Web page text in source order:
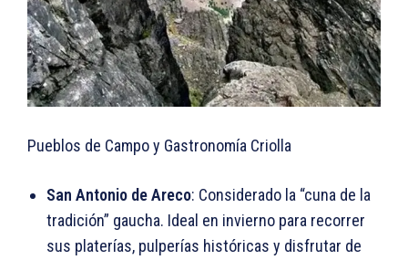
Pueblos de Campo y Gastronomía Criolla
San Antonio de Areco: Considerado la “cuna de la
tradición” gaucha. Ideal en invierno para recorrer
sus platerías, pulperías históricas y disfrutar de